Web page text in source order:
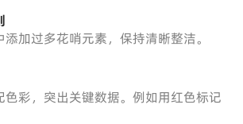
加过多花哨元素，保持清晰整洁。
色彩，突出关键数据。例如用红色标记